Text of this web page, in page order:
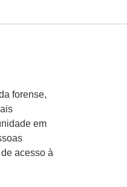
forense,
em
acesso à